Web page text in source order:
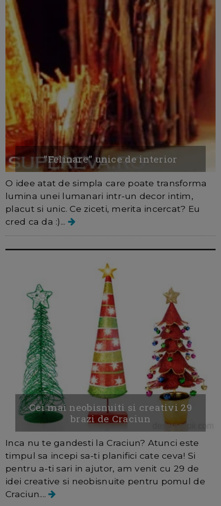
"Felinare" unice de interior
O idee atat de simpla care poate transforma
lumina unei lumanari intr-un decor intim,
placut si unic. Ce ziceti, merita incercat? Eu
cred ca da :)...
Cei mai neobisnuiti si creativi 29
brazi de Craciun
Inca nu te gandesti la Craciun? Atunci este
timpul sa incepi sa-ti planifici cate ceva! Si
pentru a-ti sari in ajutor, am venit cu 29 de
idei creative si neobisnuite pentru pomul de
Craciun....